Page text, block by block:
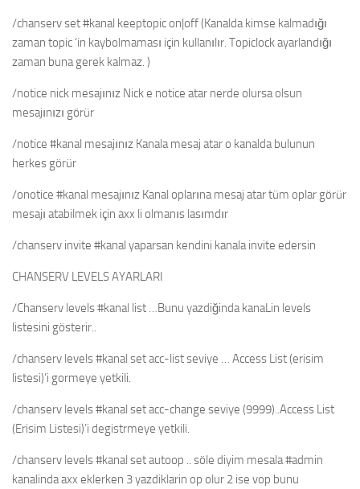
/chanserv set #kanal keeptopic on|off (Kanalda kimse kalmadığı
zaman topic ‘in kaybolmaması için kullanılır. Topiclock ayarlandığı
zaman buna gerek kalmaz. )
/notice nick mesajınız Nick e notice atar nerde olursa olsun
mesajınızı görür
/notice #kanal mesajınız Kanala mesaj atar o kanalda bulunun
herkes görür
/onotice #kanal mesajınız Kanal oplarına mesaj atar tüm oplar görür
mesajı atabilmek için axx li olmanıs lasımdır
/chanserv invite #kanal yaparsan kendini kanala invite edersin
CHANSERV LEVELS AYARLARI
/Chanserv levels #kanal list …Bunu yazdiğinda kanaLin levels
listesini gösterir..
/chanserv levels #kanal set acc-list seviye … Access List (erisim
listesi)’i gormeye yetkili.
/chanserv levels #kanal set acc-change seviye (9999)..Access List
(Erisim Listesi)’i degistrmeye yetkili.
/chanserv levels #kanal set autoop .. söle diyim mesala #admin
kanalinda axx eklerken 3 yazdiklarin op olur 2 ise vop bunu